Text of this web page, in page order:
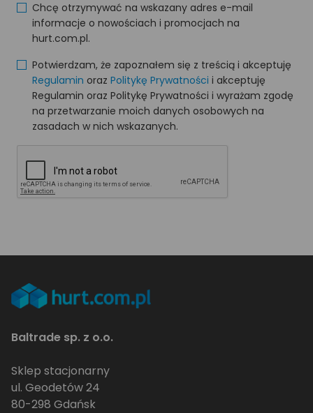
Chcę otrzymywać na wskazany adres e-mail
informacje o nowościach i promocjach na
hurt.com.pl.
Potwierdzam, że zapoznałem się z treścią i akceptuję
Regulamin oraz Politykę Prywatności i akceptuję
Regulamin oraz Politykę Prywatności i wyrażam zgodę
na przetwarzanie moich danych osobowych na
zasadach w nich wskazanych.
Baltrade sp. z o.o.
Sklep stacjonarny
ul. Geodetów 24
80-298 Gdańsk